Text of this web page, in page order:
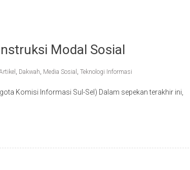
Modal Sosial
, Dakwah, Media Sosial , Teknologi Informasi
Komisi Informasi Sul-Sel) Dalam sepekan terakhir ini,